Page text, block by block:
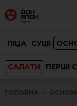
ПІЦА СУШІ
САЛАТИ ПЕРШІ
ГОЛОВНА